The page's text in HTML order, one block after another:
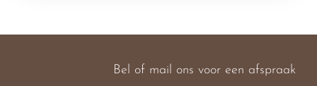
Bel of mail ons voor een afspraak